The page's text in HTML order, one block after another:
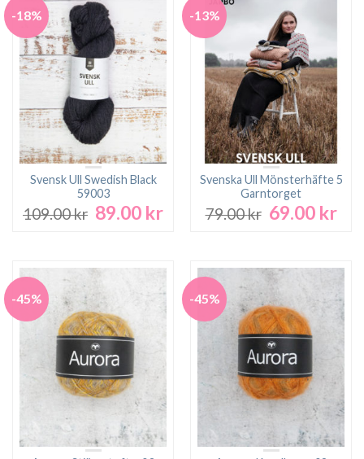
-18%
Svensk Ull Swedish Black
59003
109.00kr Det
109.00 kr.
89.00 krDet
89.00 kr.
-13%
Svenska Ull Mönsterhäfte 5
Garntorget
79.00kr Det
79.00 kr.
69.00 krDet
-45% -45%